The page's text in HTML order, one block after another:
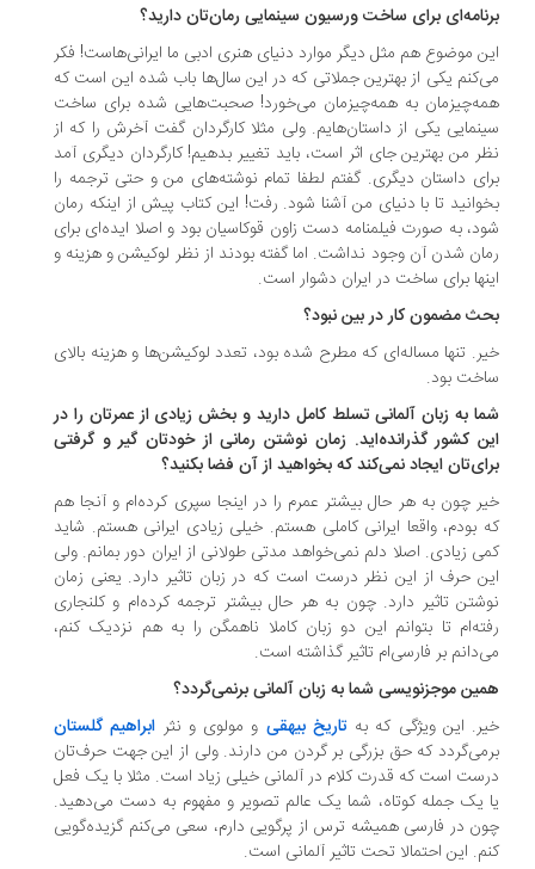
برای ساخت ورسیون سینمایی رمان‌تان دارید؟
موضوع هم مثل دیگر موارد دنیای هنری ادبی ما ایرانی‌هاست! فکر
یکی از بهترین جملاتی که در این سال‌ها باب شده این است که
به همه‌چیزمان می‌خورد! صحبت‌هایی شده برای ساخت
یکی از داستان‌هایم. ولی مثلا کارگردان گفت آخرش را که از
من بهترین جای اثر است، باید تغییر بدهیم! کارگردان دیگری آمد
داستان دیگری. گفتم لطفا تمام نوشته‌های من و حتی ترجمه را
تا با دنیای من آشنا شود. رفت! این کتاب پیش از اینکه رمان
به صورت فیلمنامه دست زاون قوکاسیان بود و اصلا ایده‌ای برای
شدن آن وجود نداشت. اما گفته بودند از نظر لوکیشن و هزینه و
برای ساخت در ایران دشوار است.
مضمون کار در بین نبود؟
تنها مساله‌ای که مطرح شده بود، تعدد لوکیشن‌ها و هزینه بالای
بود.
به زبان آلمانی تسلط کامل دارید و بخش زیادی از عمرتان را در
کشور گذرانده‌اید. زمان نوشتن رمانی از خودتان گیر و گرفتی
ایجاد نمی‌کند که بخواهید از آن فضا بکنید؟
چون به هر حال بیشتر عمرم را در اینجا سپری کرده‌ام و آنجا هم
بودم، واقعا ایرانی کاملی هستم. خیلی زیادی ایرانی هستم. شاید
زیادی. اصلا دلم نمی‌خواهد مدتی طولانی از ایران دور بمانم. ولی
حرف از این نظر درست است که در زبان تاثیر دارد. یعنی زمان
تاثیر دارد. چون به هر حال بیشتر ترجمه کرده‌ام و کلنجاری
تا بتوانم این دو زبان کاملا ناهمگن را به هم نزدیک کنم،
بر فارسی‌ام تاثیر گذاشته است.
موجزنویسی شما به زبان آلمانی برنمی‌گردد؟
این ویژگی که به تاریخ بیهقی و مولوی و نثر ابراهیم گلستان
که حق بزرگی بر گردن من دارند. ولی از این جهت حرف‌تان
است که قدرت کلام در آلمانی خیلی زیاد است. مثلا با یک فعل
یک جمله کوتاه، شما یک عالم تصویر و مفهوم به دست می‌دهید.
در فارسی همیشه ترس از پرگویی دارم، سعی می‌کنم گزیده‌گویی
این احتمالا تحت تاثیر آلمانی است.